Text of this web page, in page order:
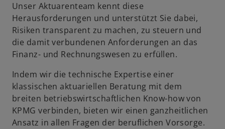
Unser Aktuarenteam kennt diese
Herausforderungen und unterstützt Sie dabei,
Risiken transparent zu machen, zu steuern und
die damit verbundenen Anforderungen an das
Finanz- und Rechnungswesen zu erfüllen.
Indem wir die technische Expertise einer
klassischen aktuariellen Beratung mit dem
breiten betriebswirtschaftlichen Know-how von
KPMG verbinden, bieten wir einen ganzheitlichen
Ansatz in allen Fragen der beruflichen Vorsorge.